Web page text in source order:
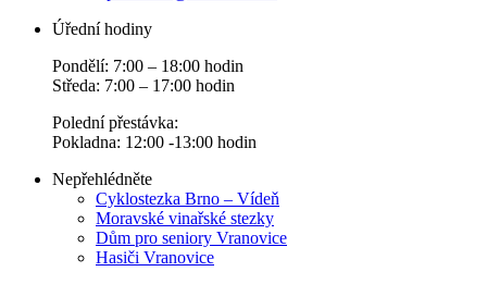
Úřední hodiny
Pondělí: 7:00 – 18:00 hodin
Středa: 7:00 – 17:00 hodin
Polední přestávka:
Pokladna: 12:00 -13:00 hodin
Nepřehlédněte
Cyklostezka Brno – Vídeň
Moravské vinařské stezky
Dům pro seniory Vranovice
Hasiči Vranovice